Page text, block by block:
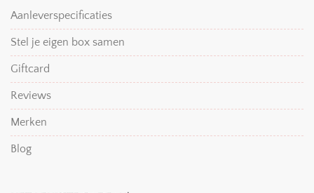
Aanleverspecificaties
Stel je eigen box samen
Giftcard
Reviews
Merken
Blog